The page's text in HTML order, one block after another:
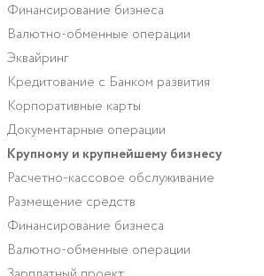
Финансирование бизнеса
Валютно-обменные операции
Эквайринг
Кредитование с Банком развития
Корпоративные карты
Документарные операции
Крупному и крупнейшему бизнесу
Расчетно-кассовое обслуживание
Размещение средств
Финансирование бизнеса
Валютно-обменные операции